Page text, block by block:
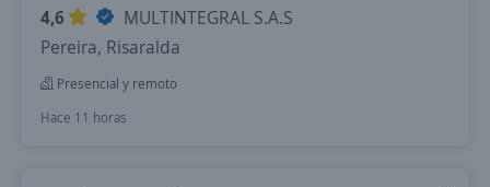
4,6
MULTINTEGRAL S.A.S
Pereira, Risaralda
Presencial y remoto
Hace 11 horas